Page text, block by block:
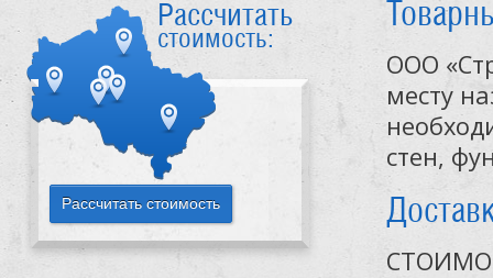
ООО
месту
стен,
Рассчитать
стоимость: